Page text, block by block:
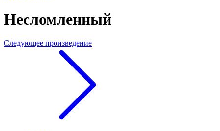
Несломленный
Следующее произведение